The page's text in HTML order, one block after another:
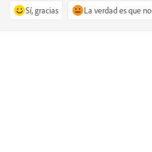
Sí, gracias La verdad es que no